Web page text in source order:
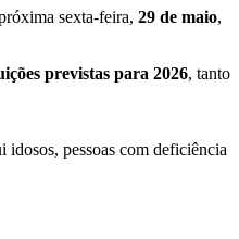
sexta-feira, 29 de maio,
previstas para 2026, tanto
pessoas com deficiência